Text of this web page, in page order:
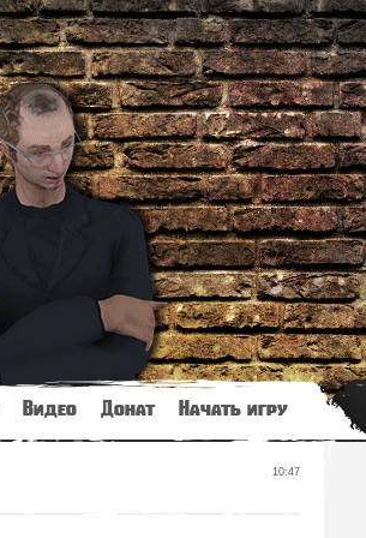
Видео Донат Начать игру
10:47